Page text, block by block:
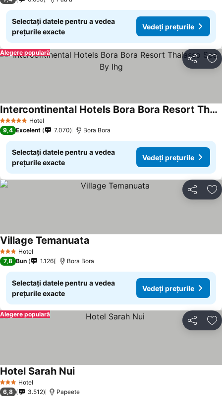
Selectați datele pentru a vedea
prețurile exacte
Vedeți prețurile
Distribuiți
Alegere populară
5 Stele Hotel
Intercontinental Hotels Bora Bora Resort Thalasso Spa By Ihg
Vedeți prețurile
9,4 Excelent 7.070 Bora Bora
Selectați datele pentru a vedea
prețurile exacte
Vedeți prețurile
Distribuiți
3 SteleHotel
Village Temanuata
7,8 Bun 1.126 Bora Bora
Selectați datele pentru a vedea
prețurile exacte
Vedeți prețurile
Distribuiți
Alegere populară
3 SteleHotel
Hotel Sarah NuiVedeți prețurile
6,8 3.512 Papeete